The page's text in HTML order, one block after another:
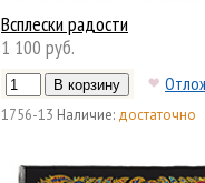
Всплески радости
1 100 руб.
1756-13 Наличие: достаточно